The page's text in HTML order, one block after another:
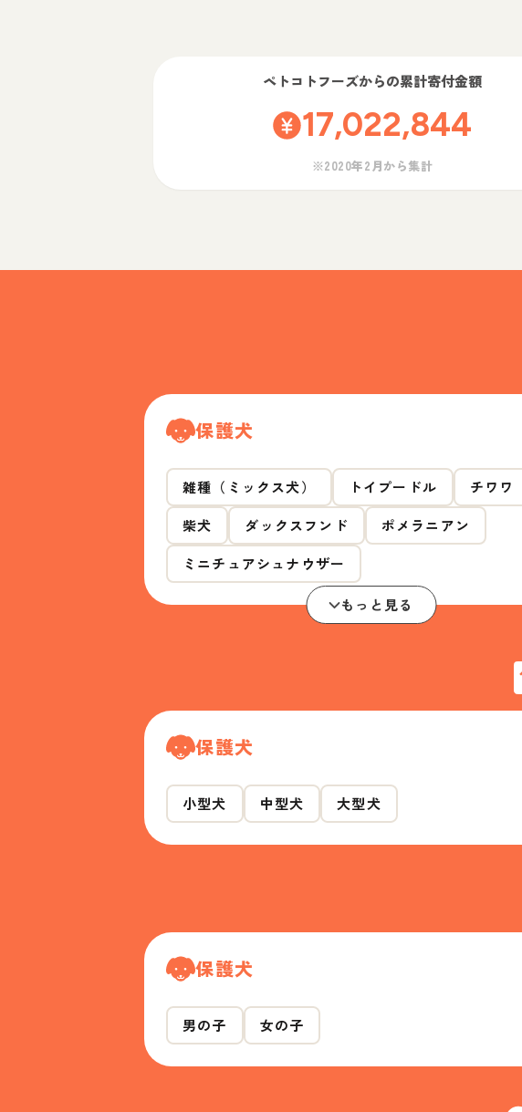
ペトコトフーズからの累計寄付金額
17,022,844
※2020年2月から集計
保護犬
雑種（ミックス犬） トイプードル
チワワ
柴犬
ダックスフンド
ポメラニアン
ミニチュアシュナウザー
もっと見る
保護犬
小型犬 中型犬 大型犬
保護犬
男の子 女の子